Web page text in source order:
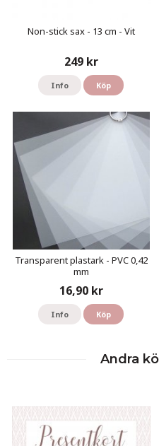
Non-stick sax - 13 cm - Vit
249 kr
Info Köp
Transparent plastark - PVC 0,42
mm
16,90 kr
Info Köp
Andra